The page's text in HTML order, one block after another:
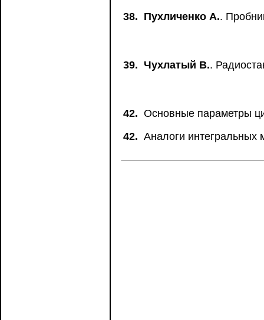
38. Пухличенко А..
39. Чухлатый В..
42. Основные параметры
42. Аналоги интегральных